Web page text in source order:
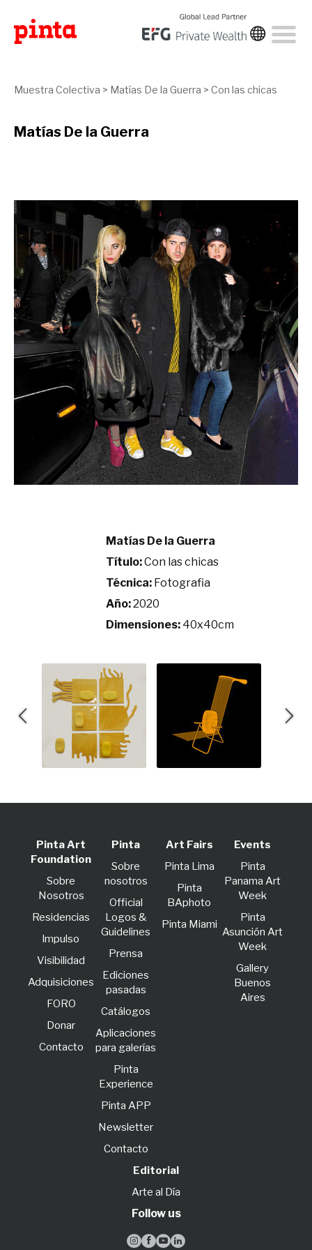
Muestra Colectiva > Matías De la Guerra > Con las chicas
Matías De la Guerra
Matías De la Guerra
Título:Con las chicas
Técnica: Fotografia
Año:2020
Dimensiones: 40x40cm
Pinta Art
Foundation
Sobre
Nosotros
Residencias
lmpulso
Visibilidad
Adquisiciones
FORO
Donar
Contacto
Pinta
Sobre
nosotros
Official
Logos &
Guidelines
Prensa
Ediciones
pasadas
Catálogos
Aplicaciones
para galerías
Pinta
Experience
Pinta APP
Newsletter
Contacto
Art Fairs
Pinta Lima
Pinta
BAphoto
Pinta Miami
Events
Pinta
Panama Art
Week
Pinta
Asunción Art
Week
Gallery
Buenos
Aires
Editorial
Arte al Día
Follow us
   